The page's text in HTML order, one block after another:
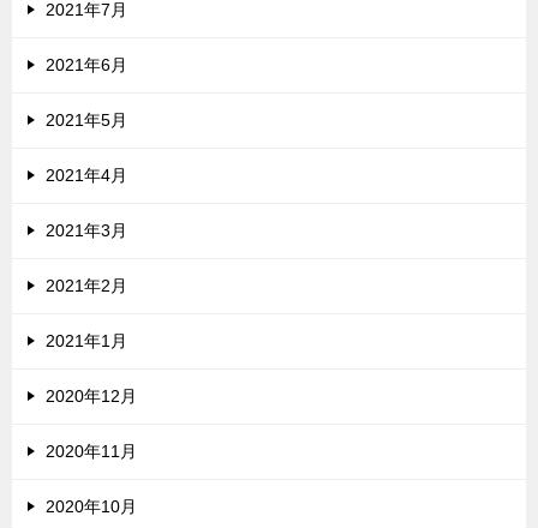
2021年7月
2021年6月
2021年5月
2021年4月
2021年3月
2021年2月
2021年1月
2020年12月
2020年11月
2020年10月